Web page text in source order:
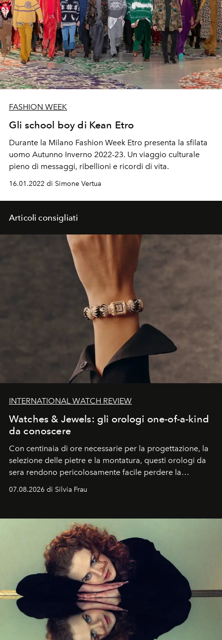
FASHION WEEK
Gli school boy di Kean Etro
Durante la Milano Fashion Week Etro presenta la sfilata
uomo Autunno Inverno 2022-23. Un viaggio culturale
pieno di messaggi, ribellioni e ricordi di vita.
16.01.2022 di Simone Vertua
Articoli consigliati
INTERNATIONAL WATCH REVIEW
Watches & Jewels: gli orologi one-of-a-kind
da conoscere
Con centinaia di ore necessarie per la progettazione, la
selezione delle pietre e la montatura, questi orologi da
sera rendono pericolosamente facile perdere la
cognizione del tempo. Ma con quadranti così
07.08.2026 di Silvia Frau